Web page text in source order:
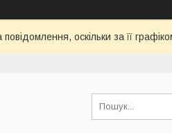
оскільки за її